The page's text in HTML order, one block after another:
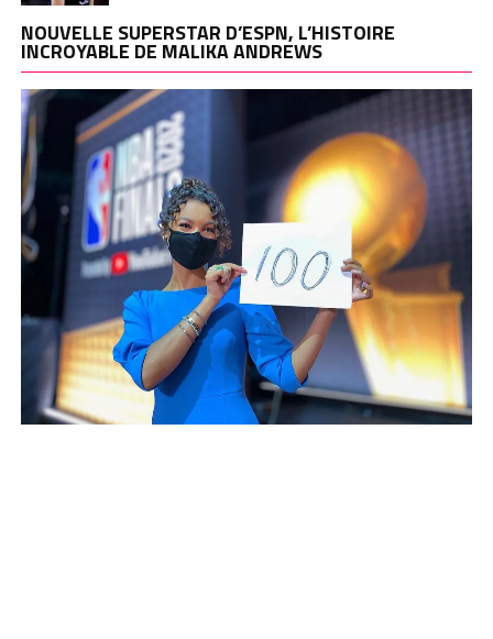
NOUVELLE SUPERSTAR D’ESPN, L’HISTOIRE
INCROYABLE DE MALIKA ANDREWS